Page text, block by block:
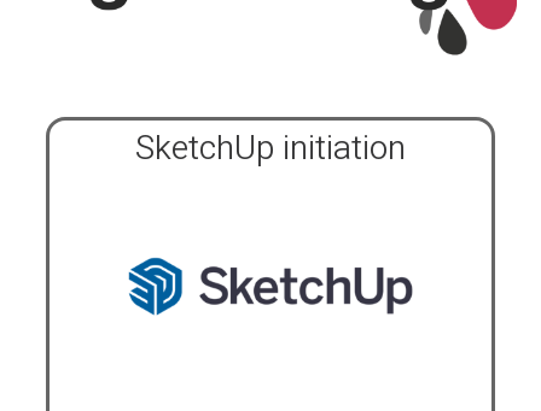
SketchUp initiation